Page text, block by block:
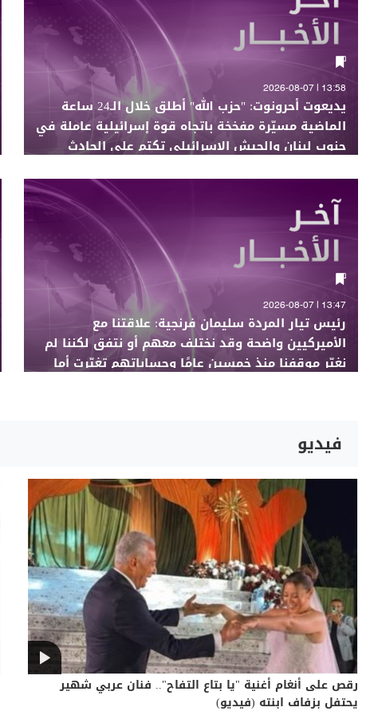
13:58 | 2026-08-07
يديعوت أحرونوت: "حزب الله" أطلق خلال الـ24 ساعة
الماضية مسيّرة مفخخة باتجاه قوة إسرائيلية عاملة في
جنوب لبنان والجيش الإسرائيلي تكتم على الحادث
13:47 | 2026-08-07
رئيس تيار المردة سليمان فرنجية: علاقتنا مع
الأميركيين واضحة وقد نختلف معهم أو نتفق لكننا لم
نغيّر موقفنا منذ خمسين عامًا وحساباتهم تغيّرت أما
فيديو
رقص على أنغام أغنية "يا بتاع التفاح".. فنان عربي شهير
يحتفل بزفاف ابنته (فيديو)